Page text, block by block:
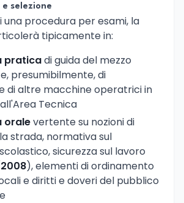
e selezione
una procedura per esami, la
tipicamente in:
praticadi guida del mezzo
presumibilmente, di
di altre macchine operatrici in
Tecnica
oralevertente su nozioni di
strada, normativa sul
sicurezza sul lavoro
2008), elementi di ordinamento
e diritti e doveri del pubblico